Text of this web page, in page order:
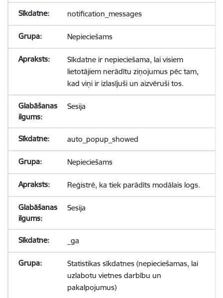
notification_messages
Nepieciešams
Sīkdatne ir nepieciešama, lai visiem
lietotājiem nerādītu ziņojumus pēc tam,
kad viņi ir izlasījuši un aizvēruši tos.
Sesija
auto_popup_showed
Nepieciešams
Reģistrē, ka tiek parādīts modālais logs.
Sesija
_ga
Statistikas sīkdatnes (nepieciešamas, lai
uzlabotu vietnes darbību un
pakalpojumus)